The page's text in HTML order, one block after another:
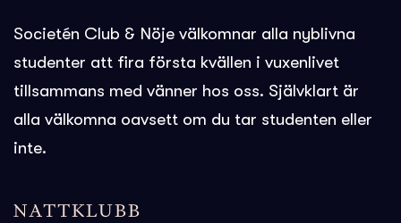
Societén Club & Nöje välkomnar alla nyblivna
studenter att fira första kvällen i vuxenlivet
tillsammans med vänner hos oss. Självklart är
alla välkomna oavsett om du tar studenten eller
inte.
NATTKLUBB